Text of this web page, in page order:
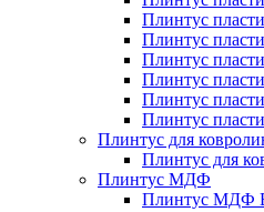
Плинтус
Плинтус
Плинтус
Плинтус
Плинтус
Плинтус
Плинтус для
Плинтус для
Плинтус МДФ
Плинтус МДФ